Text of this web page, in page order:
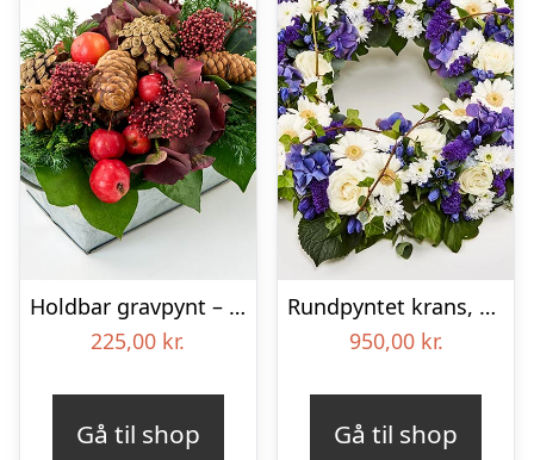
Holdbar gravpynt – Blomster til begravelse
225,00 kr.
Gå til shop
Rundpyntet krans, blå og hvid – Blomster til begravelse
950,00 kr.
Gå til shop